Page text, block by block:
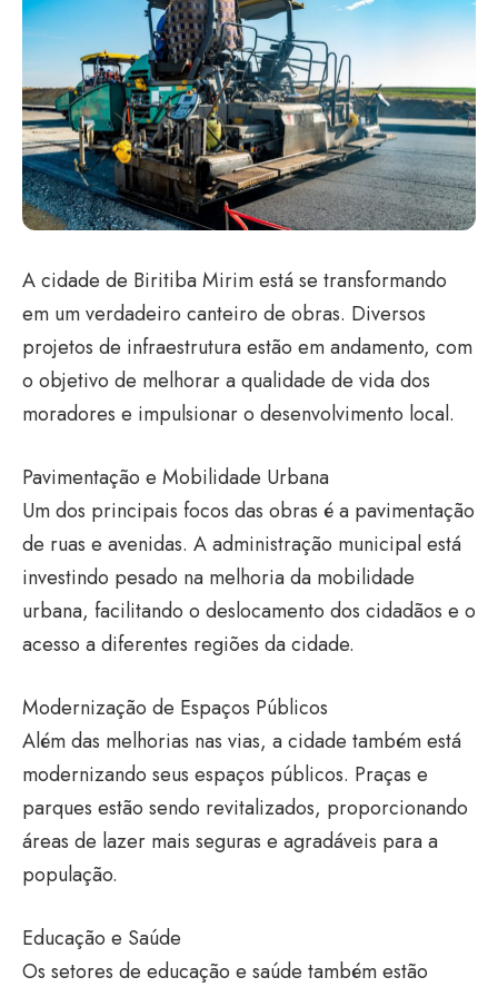
A cidade de Biritiba Mirim está se transformando
em um verdadeiro canteiro de obras. Diversos
projetos de infraestrutura estão em andamento, com
o objetivo de melhorar a qualidade de vida dos
moradores e impulsionar o desenvolvimento local.
Pavimentação e Mobilidade Urbana
Um dos principais focos das obras é a pavimentação
de ruas e avenidas. A administração municipal está
investindo pesado na melhoria da mobilidade
urbana, facilitando o deslocamento dos cidadãos e o
acesso a diferentes regiões da cidade.
Modernização de Espaços Públicos
Além das melhorias nas vias, a cidade também está
modernizando seus espaços públicos. Praças e
parques estão sendo revitalizados, proporcionando
áreas de lazer mais seguras e agradáveis para a
população.
Educação e Saúde
Os setores de educação e saúde também estão